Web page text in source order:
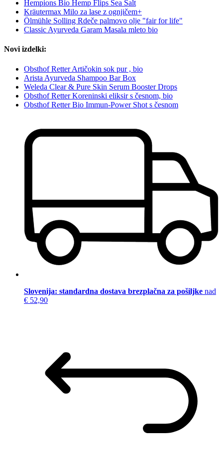
Hempions Bio Hemp Flips Sea Salt
Kräutermax Milo za lase z ognjičem+
Ölmühle Solling Rdeče palmovo olje "fair for life"
Classic Ayurveda Garam Masala mleto bio
Novi izdelki:
Obsthof Retter Artičokin sok pur , bio
Arista Ayurveda Shampoo Bar Box
Weleda Clear & Pure Skin Serum Booster Drops
Obsthof Retter Koreninski eliksir s česnom, bio
Obsthof Retter Bio Immun-Power Shot s česnom
Slovenija: standardna dostava brezplačna za pošiljke nad
€ 52,90